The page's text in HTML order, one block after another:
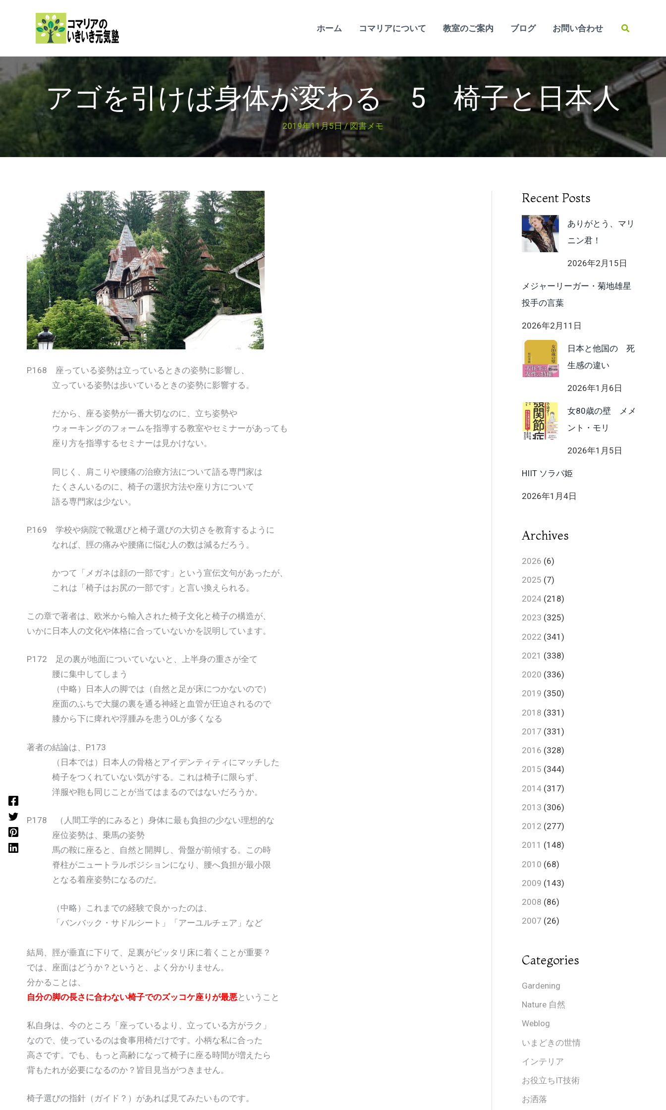
キ
ッ
ホーム コマリアについて 教室のご案内 ブログ お問い合わせ
検
アゴを引けば身体が変わる 5 椅子と日本人
2019年11月5日/図書メモ
P.168 座っている姿勢は立っているときの姿勢に影響し、
立っている姿勢は歩いているときの姿勢に影響する。
だから、座る姿勢が一番大切なのに、立ち姿勢や
ウォーキングのフォームを指導する教室やセミナーがあっても
座り方を指導するセミナーは見かけない。
同じく、肩こりや腰痛の治療方法について語る専門家は
たくさんいるのに、椅子の選択方法や座り方について
語る専門家は少ない。
P.169 学校や病院で靴選びと椅子選びの大切さを教育するように
なれば、脛の痛みや腰痛に悩む人の数は減るだろう。
かつて「メガネは顔の一部です」という宣伝文句があったが、
これは「椅子はお尻の一部です」と言い換えられる。
この章で著者は、欧米から輸入された椅子文化と椅子の構造が、
いかに日本人の文化や体格に合っていないかを説明しています。
P.172 足の裏が地面についていないと、上半身の重さが全て
腰に集中してしまう
（中略）日本人の脚では（自然と足が床につかないので）
座面のふちで大腿の裏を通る神経と血管が圧迫されるので
膝から下に痺れや浮腫みを患うOLが多くなる
著者の結論は、P.173
（日本では）日本人の骨格とアイデンティティにマッチした
椅子をつくれていない気がする。これは椅子に限らず、
洋服や鞄も同じことが当てはまるのではないだろうか。
P.178 （人間工学的にみると）身体に最も負担の少ない理想的な
座位姿勢は、乗馬の姿勢
馬の鞍に座ると、自然と開脚し、骨盤が前傾する。この時
脊柱がニュートラルポジションになり、腰へ負担が最小限
となる着座姿勢になるのだ。
（中略）これまでの経験で良かったのは、
「バンバック・サドルシート」「アーユルチェア」など
結局、脛が垂直に下りて、足裏がピッタリ床に着くことが重要？
では、座面はどうか？というと、よく分かりません。
分かることは、
自分の脚の長さに合わない椅子でのズッコケ座りが最悪ということ
私自身は、今のところ「座っているより、立っている方がラク」
なので、使っているのは食事用椅だけです。小柄な私に合った
高さです。でも、もっと高齢になって椅子に座る時間が増えたら
背もたれが必要になるのか？皆目見当がつきません。
椅子選びの指針（ガイド？）があれば見てみたいものです。
Recent Posts
ありがとう、マリ
ニン君！
2026年2月15日
メジャーリーガー・菊地雄星
投手の言葉
2026年2月11日
日本と他国の 死
生感の違い
2026年1月6日
女80歳の壁 メメ
ント・モリ
2026年1月5日
HIIT ソラパ姫
2026年1月4日
Archives
2026 (6)
2025 (7)
2024 (218)
2023 (325)
2022 (341)
2021 (338)
2020 (336)
2019 (350)
2018 (331)
2017 (331)
2016 (328)
2015 (344)
2014 (317)
2013 (306)
2012 (277)
2011 (148)
2010 (68)
2009 (143)
2008 (86)
2007 (26)
Categories
Gardening
Nature 自然
Weblog
いまどきの世情
インテリア
お役立ちIT技術
お洒落